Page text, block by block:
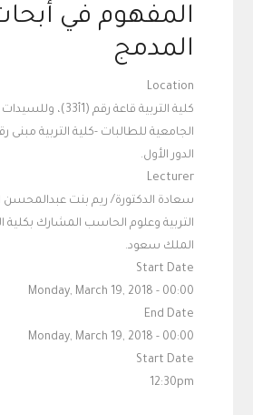
المفهوم في
المدمج
Location
كلية التربية قاعة رقم
الدور الأول.
Lecturer
سعادة الدكتورة/ ريم بنت عبدالمحسن
التربية وعلوم الحاسب المشارك بكلية
الملك سعود.
Start Date
Monday, March 19, 2018 - 00:00
End Date
Monday, March 19, 2018 - 00:00
Start Date
12:30pm